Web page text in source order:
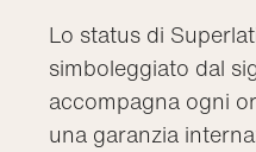
Lo status di
simboleggiato dal
accompagna ogni
una garanzia